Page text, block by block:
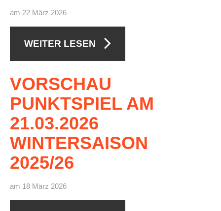
am 22 März 2026
WEITER LESEN
VORSCHAU
PUNKTSPIEL AM
21.03.2026
WINTERSAISON
2025/26
am 18 März 2026